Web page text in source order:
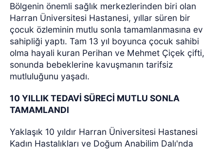
Bölgenin önemli sağlık merkezlerinden biri olan
Harran Üniversitesi Hastanesi, yıllar süren bir
çocuk özleminin mutlu sonla tamamlanmasına ev
sahipliği yaptı. Tam 13 yıl boyunca çocuk sahibi
olma hayali kuran Perihan ve Mehmet Çiçek çifti,
sonunda bebeklerine kavuşmanın tarifsiz
mutluluğunu yaşadı.
10 YILLIK TEDAVİ SÜRECİ MUTLU SONLA
TAMAMLANDI
Yaklaşık 10 yıldır Harran Üniversitesi Hastanesi
Kadın Hastalıkları ve Doğum Anabilim Dalı'nda